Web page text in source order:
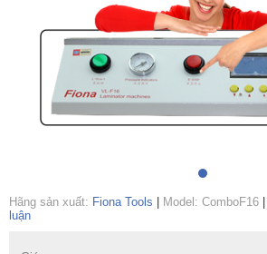
Hãng sản xuất: Fiona Tools Model: ComboF16
luận